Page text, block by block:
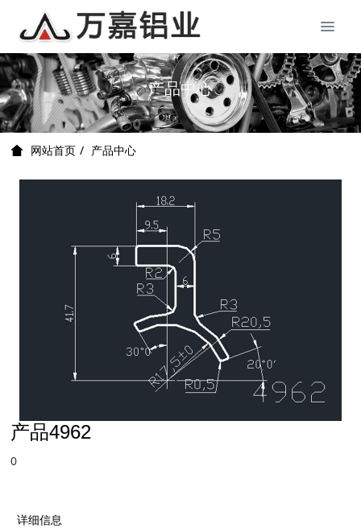
产品中心
网站首页 产品中心
产品4962
0
详细信息